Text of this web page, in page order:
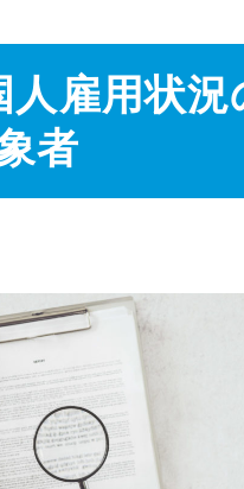
人雇用状況
者